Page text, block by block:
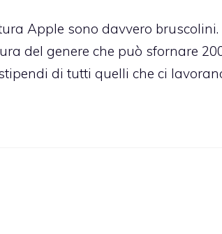
Apple sono davvero bruscolini.
del genere che può sfornare
di tutti quelli che ci